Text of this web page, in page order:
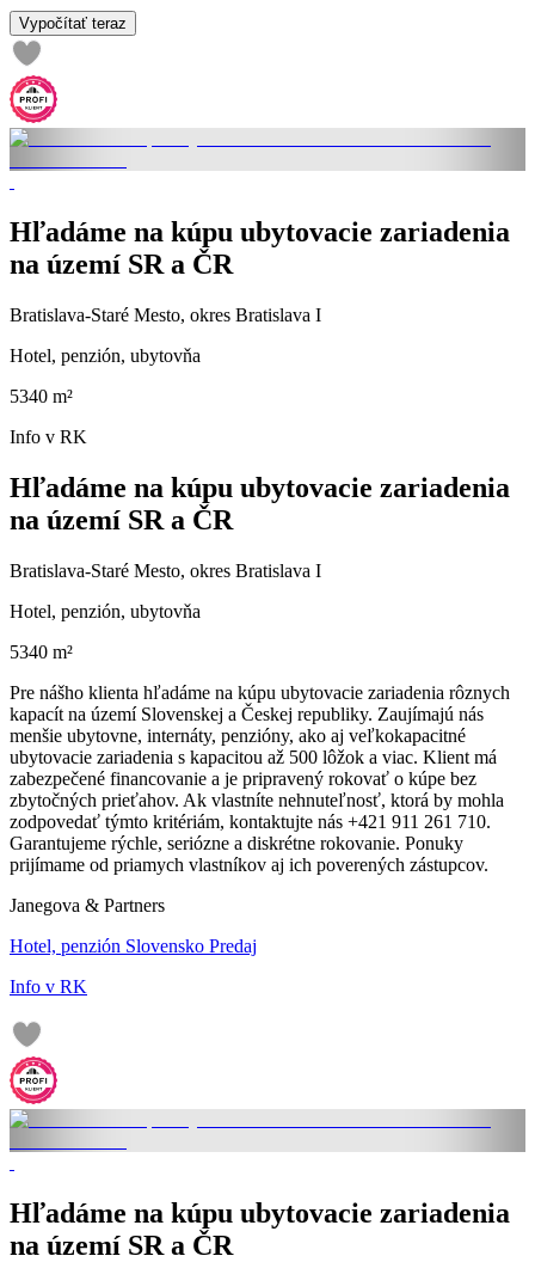
Vypočítať teraz
Hľadáme na kúpu ubytovacie zariadenia
na území SR a ČR
Bratislava-Staré Mesto, okres Bratislava I
Hotel, penzión, ubytovňa
5340 m²
Info v RK
Hľadáme na kúpu ubytovacie zariadenia
na území SR a ČR
Bratislava-Staré Mesto, okres Bratislava I
Hotel, penzión, ubytovňa
5340 m²
Pre nášho klienta hľadáme na kúpu ubytovacie zariadenia rôznych
kapacít na území Slovenskej a Českej republiky. Zaujímajú nás
menšie ubytovne, internáty, penzióny, ako aj veľkokapacitné
ubytovacie zariadenia s kapacitou až 500 lôžok a viac. Klient má
zabezpečené financovanie a je pripravený rokovať o kúpe bez
zbytočných prieťahov. Ak vlastníte nehnuteľnosť, ktorá by mohla
zodpovedať týmto kritériám, kontaktujte nás +421 911 261 710.
Garantujeme rýchle, seriózne a diskrétne rokovanie. Ponuky
prijímame od priamych vlastníkov aj ich poverených zástupcov.
Janegova & Partners
Hotel, penzión Slovensko Predaj
Info v RK
Hľadáme na kúpu ubytovacie zariadenia
na území SR a ČR